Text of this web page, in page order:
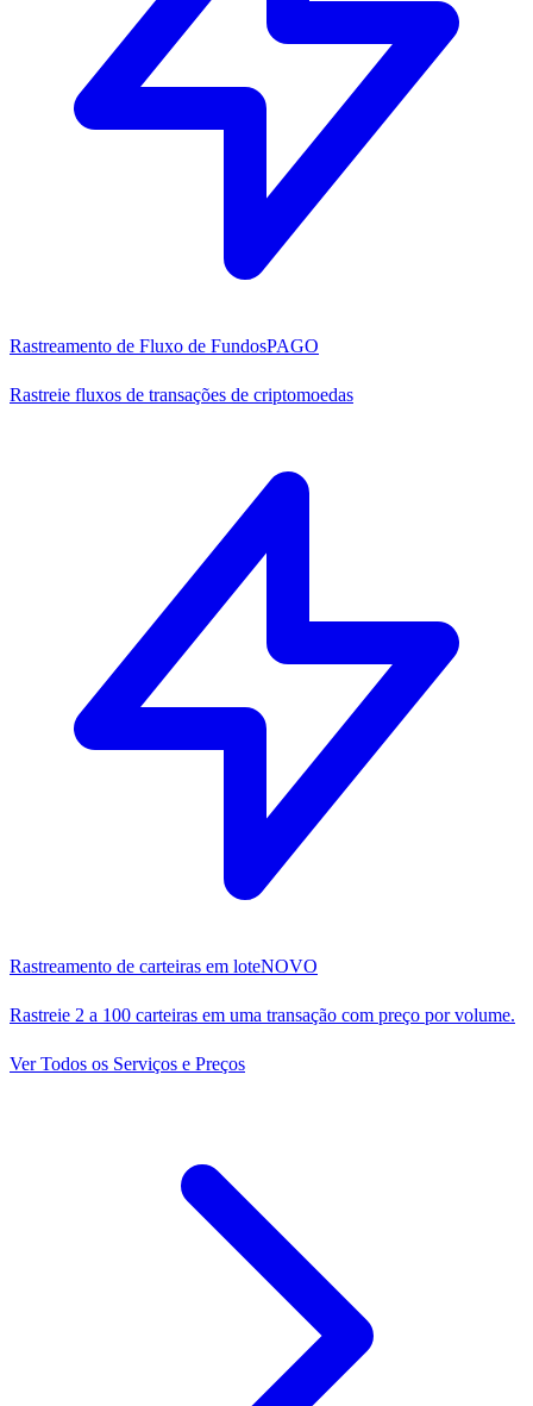
Rastreamento de Fluxo de FundosPAGO
Rastreie fluxos de transações de criptomoedas
Rastreamento de carteiras em loteNOVO
Rastreie 2 a 100 carteiras em uma transação com preço por volume.
Ver Todos os Serviços e Preços